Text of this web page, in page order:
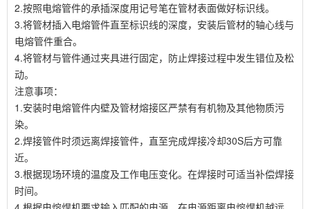
2.按照电熔管件的承插深度用记号笔在管材表面做好标识线。
3.将管材插入电熔管件直至标识线的深度，安装后管材的轴心线与
电熔管件重合。
4.将管材与管件通过夹具进行固定，防止焊接过程中发生错位及松
动。
注意事项：
1.安装时电熔管件内壁及管材熔接区严禁有有机物及其他物质污
染。
2.焊接管件时须远离焊接管件，直至完成焊接冷却30S后方可靠
近。
3.根据现场环境的温度及工作电压变化。在焊接时可适当补偿焊接
时间。